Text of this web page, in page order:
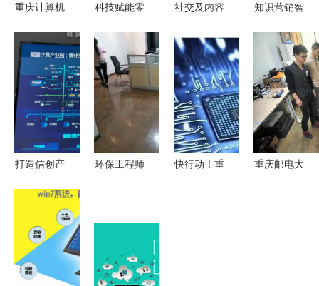
重庆计算机
及销售行业
趋势与潜力
报告 国内
收入创新
高，但明年
挑战更大
科技赋能零
CIO走进英
特尔亚太研
发中心，共
话数智未来
社交及内容
大不容忽视
的发展趋势
——重庆计
算机软硬件
研发及销售
行业视角
知识营销智
级 咨询监
控范围拓展
与实践案例
解读——重
庆计算机软
硬件研发及
打造信创产
力信创产业
高质量发展
——重庆计
算机软硬件
环保工程师
与技术应用
快行动！重
重庆邮电大